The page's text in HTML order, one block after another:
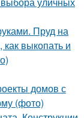
Пруд на
выкопать и
домов с
(фото)